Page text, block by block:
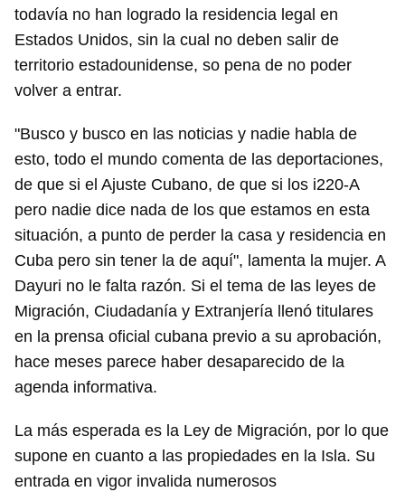
todavía no han logrado la residencia legal en
Estados Unidos, sin la cual no deben salir de
territorio estadounidense, so pena de no poder
volver a entrar.
"Busco y busco en las noticias y nadie habla de
esto, todo el mundo comenta de las deportaciones,
de que si el Ajuste Cubano, de que si los i220-A
pero nadie dice nada de los que estamos en esta
situación, a punto de perder la casa y residencia en
Cuba pero sin tener la de aquí", lamenta la mujer. A
Dayuri no le falta razón. Si el tema de las leyes de
Migración, Ciudadanía y Extranjería llenó titulares
en la prensa oficial cubana previo a su aprobación,
hace meses parece haber desaparecido de la
agenda informativa.
La más esperada es la Ley de Migración, por lo que
supone en cuanto a las propiedades en la Isla. Su
entrada en vigor invalida numerosos